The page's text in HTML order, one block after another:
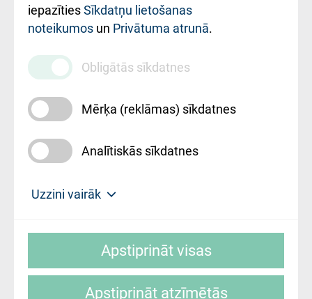
iestādes kods
010000234
Maksas
pakalpojumu
cenrādis
iepazītiesSīkdatņu lietošanas
noteikumos un Privātuma atrunā.
Obligātās sīkdatnes
Mērķa (reklāmas) sīkdatnes
Analītiskās sīkdatnes
Uzzini vairāk
slimnīca, turpmāk – Pārzinis, sīkdatņu
Apstiprināt visas
Apstiprināt atzīmētās